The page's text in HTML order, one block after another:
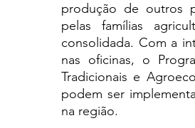
produção de outros
pelas famílias
consolidada. Com a
nas oficinas, o
Tradicionais e
podem ser
na região.